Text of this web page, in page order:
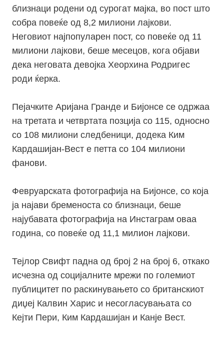
близнаци родени од сурогат мајка, во пост што
собра повеќе од 8,2 милиони лајкови.
Неговиот најпопуларен пост, со повеќе од 11
милиони лајкови, беше месецов, кога објави
дека неговата девојка Хеорхина Родригес
роди ќерка.
Пејачките Аријана Гранде и Бијонсе се одржаа
на третата и четвртата позција со 115, односно
со 108 милиони следбеници, додека Ким
Кардашијан-Вест е петта со 104 милиони
фанови.
Февруарската фотографија на Бијонсе, со која
ја најави бременоста со близнаци, беше
најубавата фотографија на Инстаграм оваа
година, со повеќе од 11,1 милион лајкови.
Тејлор Свифт падна од број 2 на број 6, откако
исчезна од социјалните мрежи по големиот
публицитет по раскинувањето со британскиот
диџеј Калвин Харис и несогласувањата со
Кејти Пери, Ким Кардашијан и Канје Вест.